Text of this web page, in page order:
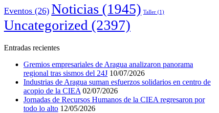
Eventos (26) Noticias (1945) Taller (1)
Uncategorized (2397)
Entradas recientes
Gremios empresariales de Aragua analizaron panorama
regional tras sismos del 24J 10/07/2026
Industrias de Aragua suman esfuerzos solidarios en centro de
acopio de la CIEA 02/07/2026
Jornadas de Recursos Humanos de la CIEA regresaron por
todo lo alto 12/05/2026